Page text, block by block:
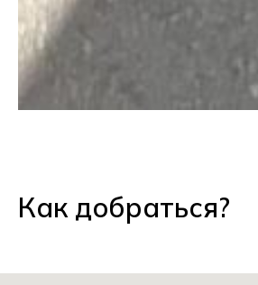
Как добраться?